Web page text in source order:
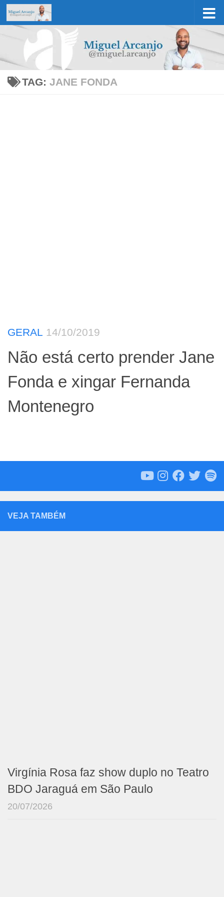
Skip to content
TAG: JANE FONDA
GERAL 14/10/2019
Não está certo prender Jane
Fonda e xingar Fernanda
Montenegro
VEJA TAMBÉM
Virgínia Rosa faz show duplo no Teatro
BDO Jaraguá em São Paulo
20/07/2026